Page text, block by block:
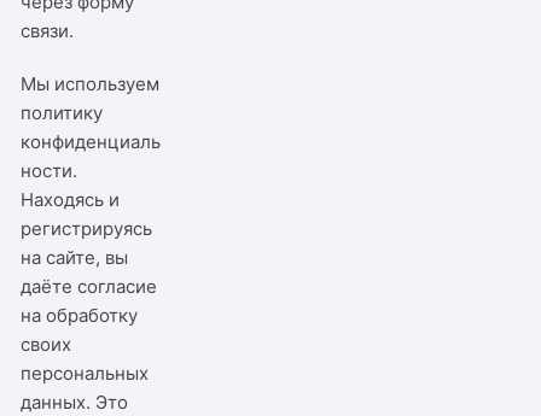
связи.
Мы используем
политику
конфиденциаль
ности.
Находясь и
регистрируясь
на сайте, вы
даёте согласие
на обработку
своих
персональных
данных. Это